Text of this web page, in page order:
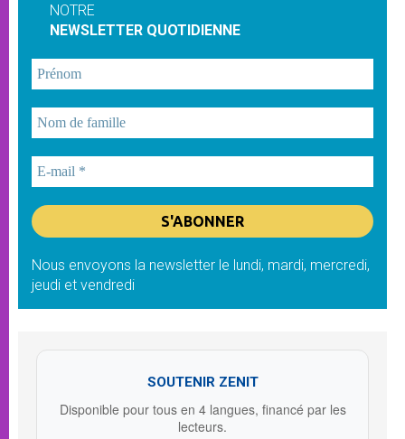
NOTRE
NEWSLETTER QUOTIDIENNE
Nous envoyons la newsletter le lundi, mardi, mercredi,
jeudi et vendredi
SOUTENIR ZENIT
Disponible pour tous en 4 langues, financé par les
lecteurs.